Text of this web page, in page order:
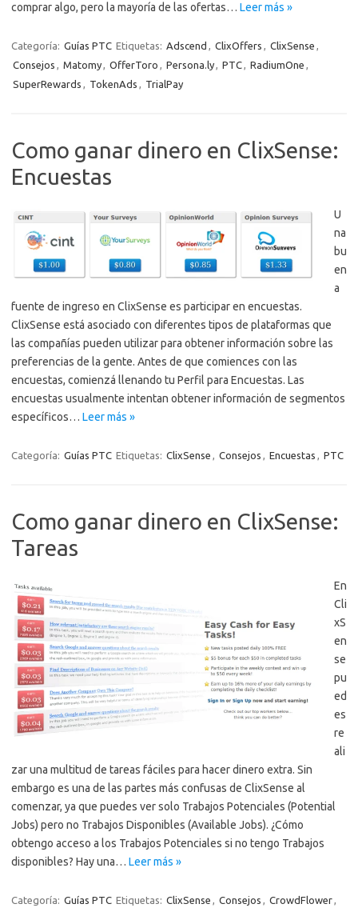
comprar algo, pero la mayoría de las ofertas… Leer más »
Categoría: Guías PTC Etiquetas: Adscend , ClixOffers , ClixSense ,
Consejos , Matomy, OfferToro , Persona.ly, PTC, RadiumOne ,
SuperRewards , TokenAds , TrialPay
Como ganar dinero en ClixSense:
Encuestas
U
na
bu
en
a
fuente de ingreso en ClixSense es participar en encuestas.
ClixSense está asociado con diferentes tipos de plataformas que
las compañías pueden utilizar para obtener información sobre las
preferencias de la gente. Antes de que comiences con las
encuestas, comienzá llenando tu Perfil para Encuestas. Las
encuestas usualmente intentan obtener información de segmentos
específicos… Leer más »
Categoría: Guías PTC Etiquetas: ClixSense , Consejos , Encuestas , PTC
Como ganar dinero en ClixSense:
Tareas
En
Cli
xS
en
se
pu
ed
es
re
ali
zar una multitud de tareas fáciles para hacer dinero extra. Sin
embargo es una de las partes más confusas de ClixSense al
comenzar, ya que puedes ver solo Trabajos Potenciales (Potential
Jobs) pero no Trabajos Disponibles (Available Jobs). ¿Cómo
obtengo acceso a los Trabajos Potenciales si no tengo Trabajos
disponibles? Hay una… Leer más »
Categoría: Guías PTC Etiquetas: ClixSense , Consejos , CrowdFlower,